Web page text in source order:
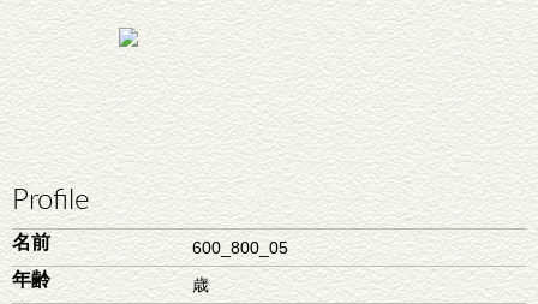
Profile
名前 600_800_05
年齢 歳